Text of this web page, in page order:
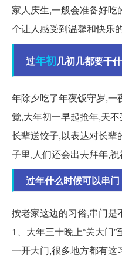
家人庆生,一般会准备好吃
个让人感受到温馨和快乐的
过年初几初几都要干
年除夕吃了年夜饭守岁,
觉,大年初一早起抢年,天
长辈送饺子,以表达对长辈
子里,人们还会出去拜年,祝
过年什么时候可以串
按老家这边的习俗,串门是
1、大年三十晚上“关大门”
一开大门,很多地方都有